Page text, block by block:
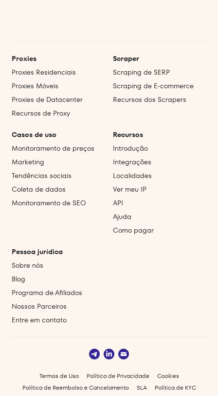
Proxies
Proxies Residenciais
Proxies Móveis
Proxies de Datacenter
Recursos de Proxy
Scraper
Scraping de SERP
Scraping de E‑commerce
Recursos dos Scrapers
Casos de uso
Monitoramento de preços
Marketing
Tendências sociais
Coleta de dados
Monitoramento de SEO
Recursos
Introdução
Integrações
Localidades
Ver meu IP
API
Ajuda
Como pagar
Pessoa jurídica
Sobre nós
Blog
Programa de Afiliados
Nossos Parceiros
Entre em contato
Termos de Uso Política de Privacidade
Cookies
Política de Reembolso e Cancelamento
SLA
Política de KYC